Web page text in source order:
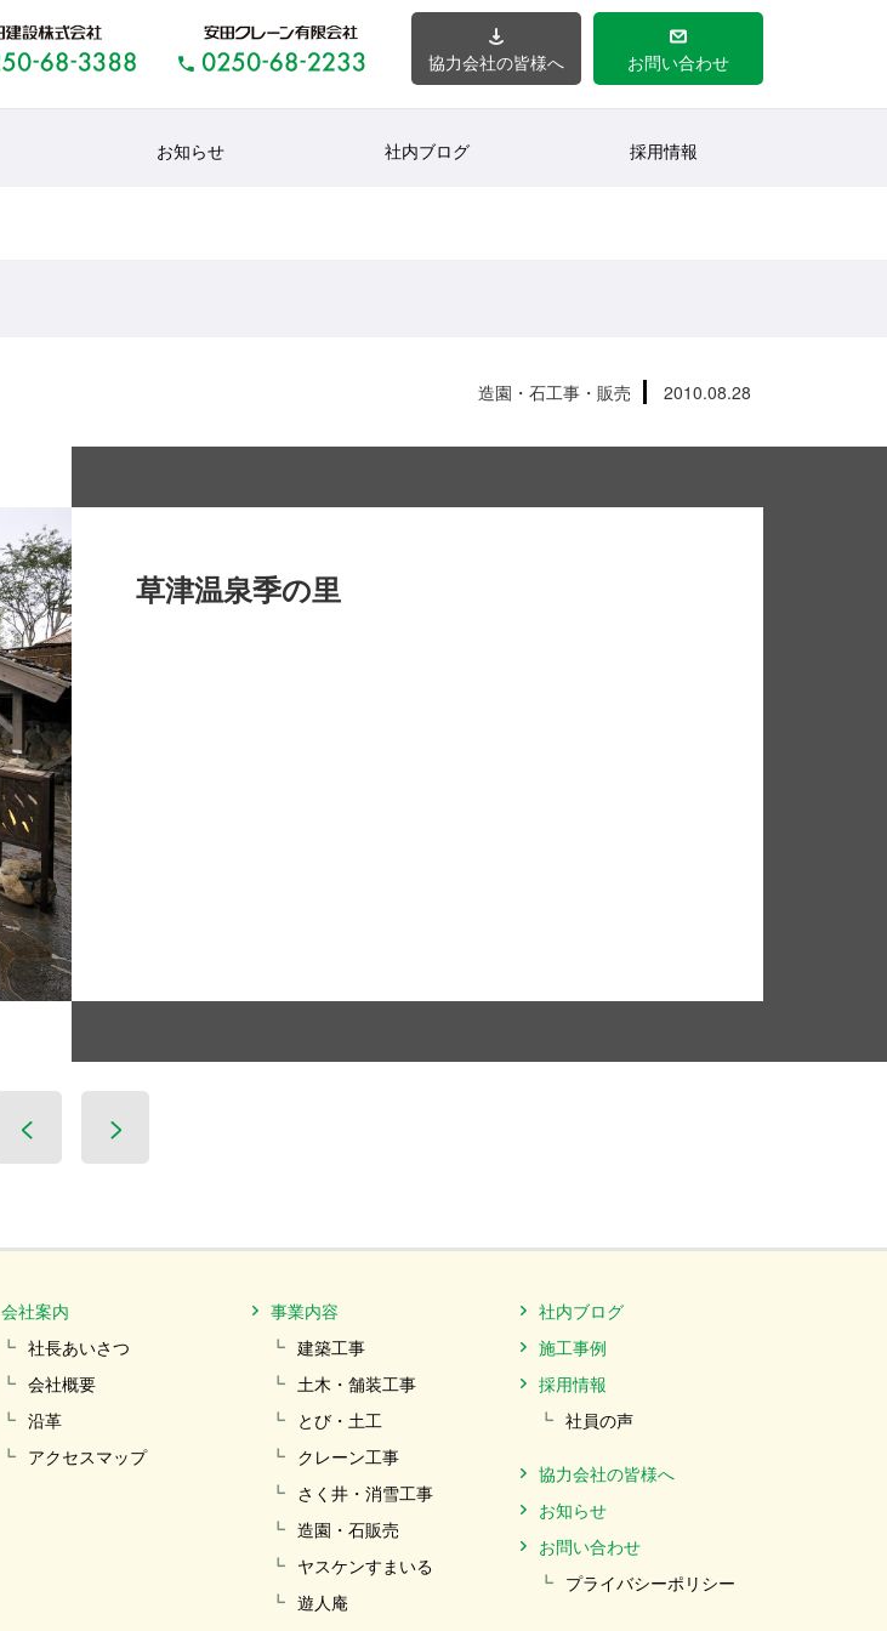
お問い合わせ
協力会社の皆様へ
お知らせ 社内ブログ 採用情報
造園・石工事・販売 2010.08.28
草津温泉季の里
会社案内
社長あいさつ
会社概要
沿革
アクセスマップ
事業内容
建築工事
土木・舗装工事
とび・土工
クレーン工事
さく井・消雪工事
造園・石販売
ヤスケンすまいる
遊人庵
社内ブログ
施工事例
採用情報
社員の声
協力会社の皆様へ
お知らせ
お問い合わせ
プライバシーポリシー